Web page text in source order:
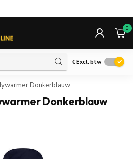
0
€Excl. btw
Donkerblauw
Donkerblauw